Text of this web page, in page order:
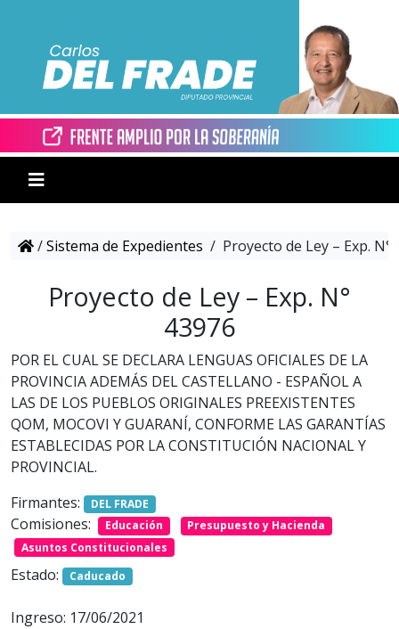
/Sistema de Expedientes / Proyecto de Ley – Exp. N°
Proyecto de Ley – Exp. N°
43976
POR EL CUAL SE DECLARA LENGUAS OFICIALES DE LA
PROVINCIA ADEMÁS DEL CASTELLANO - ESPAÑOL A
LAS DE LOS PUEBLOS ORIGINALES PREEXISTENTES
QOM, MOCOVI Y GUARANÍ, CONFORME LAS GARANTÍAS
ESTABLECIDAS POR LA CONSTITUCIÓN NACIONAL Y
PROVINCIAL.
Firmantes:
DEL FRADE
Comisiones: Educación
Presupuesto y Hacienda
Asuntos Constitucionales
Estado: Caducado
Ingreso: 17/06/2021